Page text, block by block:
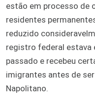
estão em processo de
residentes
reduzido
registro federal estava
passado e recebeu
imigrantes antes de
Napolitano.